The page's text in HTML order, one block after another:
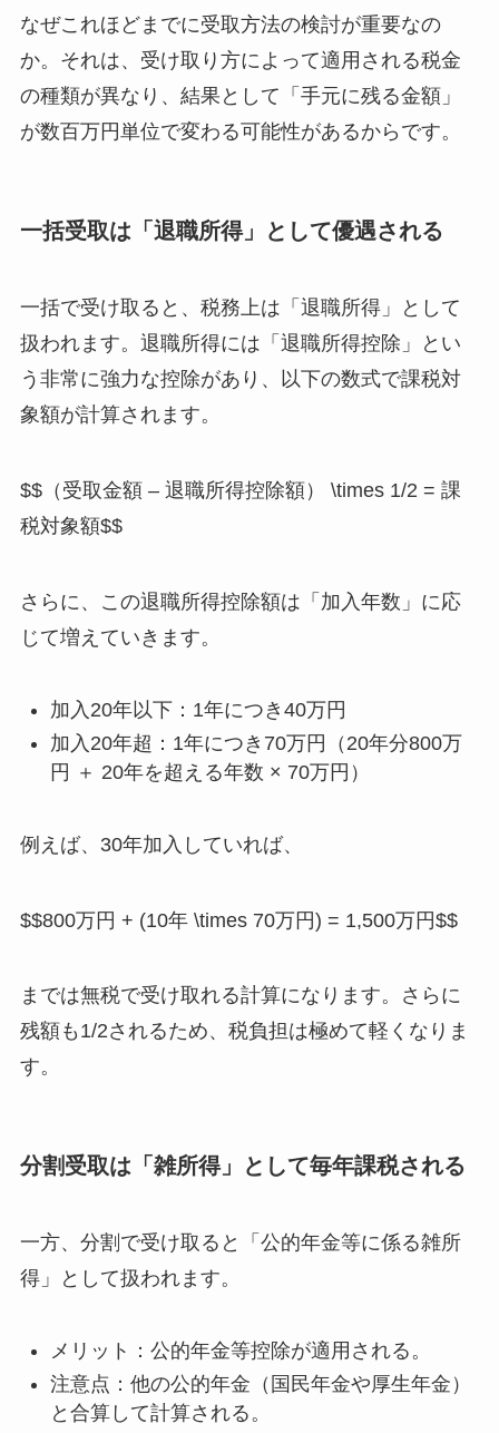
なぜこれほどまでに受取方法の検討が重要なの
か。それは、受け取り方によって適用される税金
の種類が異なり、結果として「手元に残る金額」
が数百万円単位で変わる可能性があるからです。
一括受取は「退職所得」として優遇される
一括で受け取ると、税務上は「退職所得」として
扱われます。退職所得には「退職所得控除」とい
う非常に強力な控除があり、以下の数式で課税対
象額が計算されます。
$$（受取金額 – 退職所得控除額） \times 1/2 = 課
税対象額$$
さらに、この退職所得控除額は「加入年数」に応
じて増えていきます。
加入20年以下：1年につき40万円
加入20年超：1年につき70万円（20年分800万
円 ＋ 20年を超える年数 × 70万円）
例えば、30年加入していれば、
$$800万円 + (10年 \times 70万円) = 1,500万円$$
までは無税で受け取れる計算になります。さらに
残額も1/2されるため、税負担は極めて軽くなりま
す。
分割受取は「雑所得」として毎年課税される
一方、分割で受け取ると「公的年金等に係る雑所
得」として扱われます。
メリット：公的年金等控除が適用される。
注意点：他の公的年金（国民年金や厚生年金）
と合算して計算される。